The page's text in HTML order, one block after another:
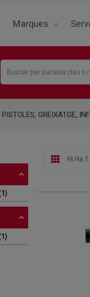
Marques
PISTOLES, GREIXATGE,
1
1
Hi Ha